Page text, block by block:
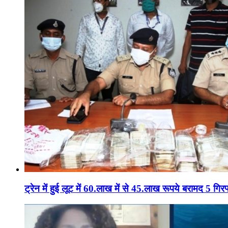
ट्रेन में हुई लूट में 60.लाख में से 45.लाख रूपये बरामद 5